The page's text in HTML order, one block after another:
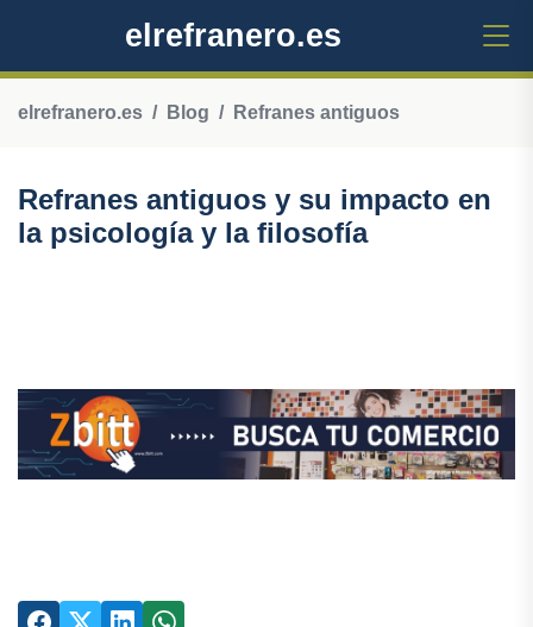
elrefranero.es
elrefranero.es Blog Refranes antiguos
Refranes antiguos y su impacto en
la psicología y la filosofía